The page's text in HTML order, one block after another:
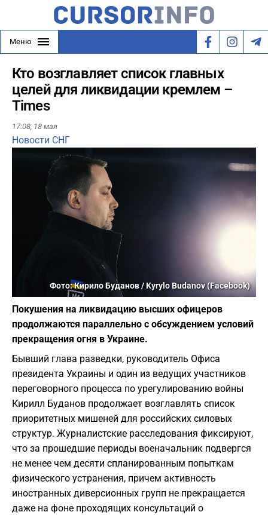
Меню
Кто возглавляет список главных
целей для ликвидации кремлем –
Times
17:08, 18 мая
Новости СНГ
Фото: Кирило Буданов / Kyrylo Budanov (Facebook)
Покушения на ликвидацию высших офицеров
продолжаются параллельно с обсуждением условий
прекращения огня в Украине.
Бывший глава разведки, руководитель Офиса
президента Украины и один из ведущих участников
переговорного процесса по урегулированию войны
Кирилл Буданов продолжает возглавлять список
приоритетных мишеней для российских силовых
структур. Журналистские расследования фиксируют,
что за прошедшие периоды военачальник подвергся
не менее чем десяти спланированным попыткам
физического устранения, причем активность
иностранных диверсионных групп не прекращается
даже на фоне проходящих консультаций о